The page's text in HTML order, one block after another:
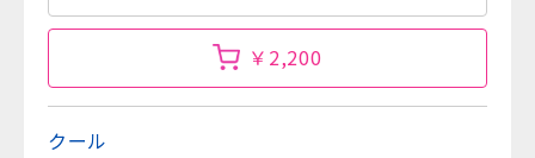
￥2,200
クール